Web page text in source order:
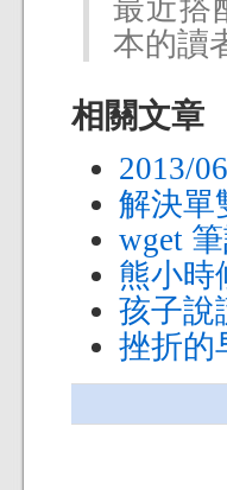
最近搭
本的讀
相關文章
2013/
解決單
wget
熊小時
孩子說
挫折的